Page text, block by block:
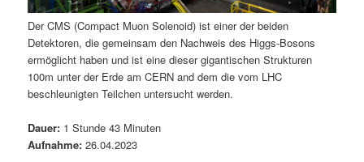
I
n
h
l
e
n
I
h
Der CMS (Compact Muon Solenoid) ist einer der beiden
Detektoren, die gemeinsam den Nachweis des Higgs-Bosons
ermöglicht haben und ist eine dieser gigantischen Strukturen
100m unter der Erde am CERN and dem die vom LHC
beschleunigten Teilchen untersucht werden.
Dauer: 1 Stunde 43 Minuten
Aufnahme: 26.04.2023